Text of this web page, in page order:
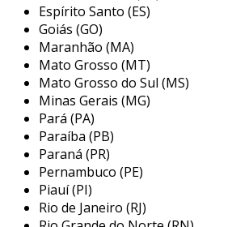
oferece resistência a impactos e
garantindo que o produto mantenha
beleza e funcionalidade por anos.
além disso, o design ergonômico
manuseio, contribuindo para um uso
eficiente e confortável em ambientes
corporativos.
esse diferencial não apenas
visualmente os espaços, mas
frequência de substituições,
Espírito Santo (ES)
Goiás (GO)
Maranhão (MA)
Mato Grosso (MT)
Mato Grosso do Sul (MS)
Minas Gerais (MG)
Pará (PA)
Paraíba (PB)
Paraná (PR)
Pernambuco (PE)
Piauí (PI)
Rio de Janeiro (RJ)